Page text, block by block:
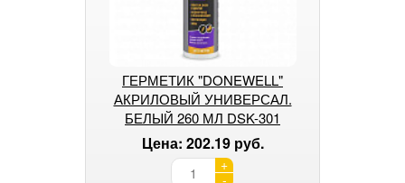
ГЕРМЕТИК "DONEWELL"
АКРИЛОВЫЙ УНИВЕРСАЛ.
БЕЛЫЙ 260 МЛ DSK-301
Цена: 202.19 руб.
+
-